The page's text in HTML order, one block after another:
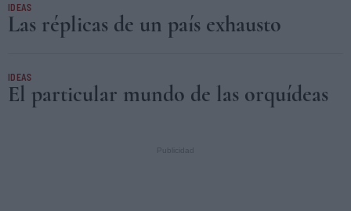
IDEAS
Las réplicas de un país exhausto
IDEAS
El particular mundo de las orquídeas